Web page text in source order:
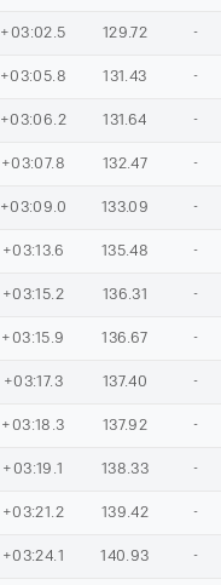
+03:02.5 129.72 -
+03:05.8 131.43 -
+03:06.2 131.64 -
+03:07.8 132.47 -
+03:09.0 133.09 -
+03:13.6 135.48 -
+03:15.2 136.31 -
+03:15.9 136.67 -
+03:17.3 137.40 -
+03:18.3 137.92 -
+03:19.1 138.33 -
+03:21.2 139.42 -
+03:24.1 140.93 -